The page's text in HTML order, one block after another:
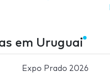
em Uruguai
Expo Prado 2026